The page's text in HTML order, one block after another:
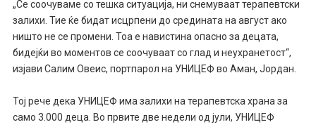
„Се соочуваме со тешка ситуација, ни снемуваат терапевтски
залихи. Тие ќе бидат исцрпени до средината на август ако
ништо не се промени. Тоа е навистина опасно за децата,
бидејќи во моментов се соочуваат со глад и неухранетост“,
изјави Салим Овеис, портпарол на УНИЦЕФ во Аман, Јордан.
Тој рече дека УНИЦЕФ има залихи на терапевтска храна за
само 3.000 деца. Во првите две недели од јули, УНИЦЕФ